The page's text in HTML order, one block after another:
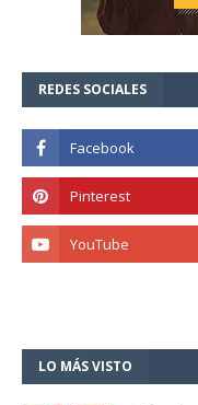
REDES SOCIALES
LO MÁS VISTO